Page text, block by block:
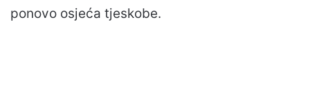
ponovo osjeća tjeskobe.